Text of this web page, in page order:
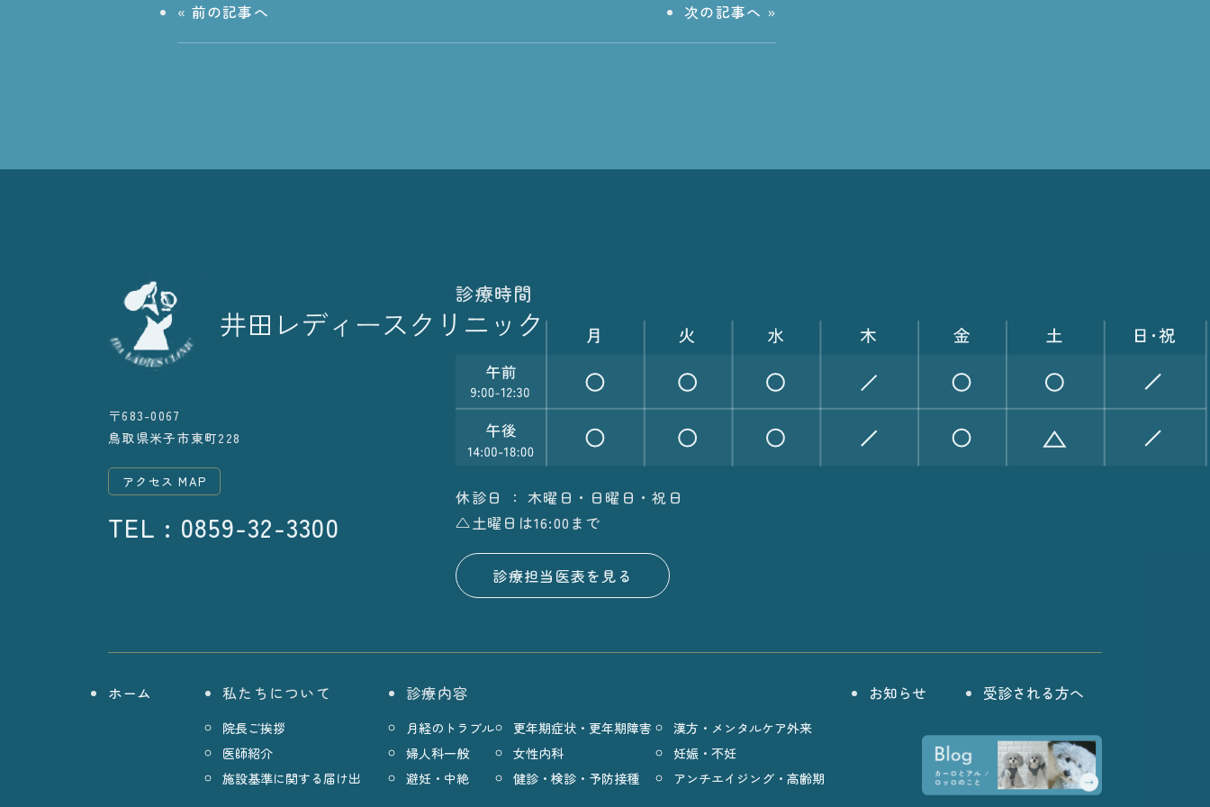
« 前の記事へ 次の記事へ »
〒683-0067
鳥取県米子市東町228
アクセス MAP
TEL : 0859-32-3300
診療時間
休診日 ： 木曜日・日曜日・祝日
△土曜日は16:00まで
診療担当医表を見る
ホーム 私たちについて
院長ご挨拶
医師紹介
施設基準に関する届け出
診療内容
月経のトラブル 更年期症状・更年期障害
漢方・メンタルケア外来
婦人科一般
女性内科
妊娠・不妊
避妊・中絶
健診・検診・予防接種 アンチエイジング・高齢期
お知らせ 受診される方へ